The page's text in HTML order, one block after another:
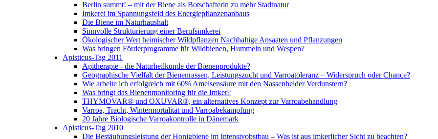
Berlin summt! – mit der Biene als Botschafterin zu mehr Stadtnatur
Imkerei im Spannungsfeld des Energiepflanzenanbaus
Die Biene im Naturhaushalt
Sinnvolle Strukturierung einer Berufsimkerei
Ökologischer Wert heimischer Wildpflanzen Nachhaltige Ansaaten und Pflanzungen
Was bringen Förderprogramme für Wildbienen, Hummeln und Wespen?
Apisticus-Tag 2011
Apitherapie - die Naturheilkunde der Bienenprodukte?
Geographische Vielfalt der Bienenrassen, Leistungszucht und Varroatoleranz – Widerspruch oder Chance?
Wie arbeite ich erfolgreich mit 60% Ameisensäure mit den Nassenheider Verdunstern?
Was bringt das Bienenmonitoring für die Imker?
THYMOVAR® und OXUVAR®, ein alternatives Konzept zur Varroabehandlung
Varroa, Tracht, Wintermortalität und Varroabekämpfung
20 Jahre Biologische Varroakontrolle in Dänemark
Apisticus-Tag 2010
Die Bestäubungsleistung der Honigbiene im Intensivobstbau – Was ist aus imkerlicher Sicht zu beachten?